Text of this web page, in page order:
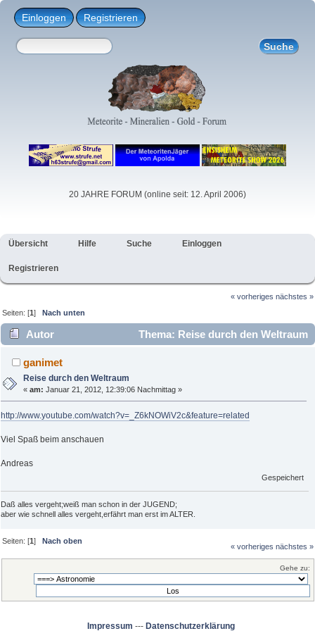
Einloggen Registrieren
20 JAHRE FORUM (online seit: 12. April 2006)
Übersicht Hilfe Suche Einloggen
Registrieren
« vorheriges nächstes »
Seiten: [1]Nach unten
Autor
Thema: Reise durch den Weltraum
(Gelesen 5330 mal)
ganimet
Reise durch den Weltraum
«am: Januar 21, 2012, 12:39:06 Nachmittag »
http://www.youtube.com/watch?v=_Z6kNOWiV2c&feature=related
Viel Spaß beim anschauen
Andreas
Gespeichert
Daß alles vergeht;weiß man schon in der JUGEND;
aber wie schnell alles vergeht,erfährt man erst im ALTER.
Seiten: [1]Nach oben
« vorheriges nächstes »
Gehe zu:
Impressum --- Datenschutzerklärung